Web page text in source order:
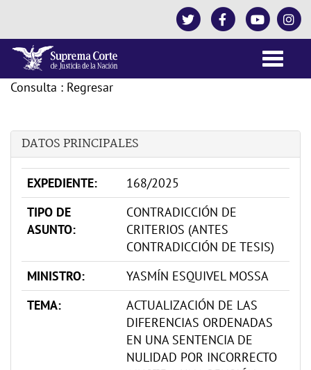
Toggle
Consulta : Regresar
DATOS PRINCIPALES
EXPEDIENTE:
168/2025
TIPO DE
ASUNTO:
CONTRADICCIÓN DE
CRITERIOS (ANTES
CONTRADICCIÓN DE TESIS)
MINISTRO:
YASMÍN ESQUIVEL MOSSA
TEMA:
ACTUALIZACIÓN DE LAS
DIFERENCIAS ORDENADAS
EN UNA SENTENCIA DE
NULIDAD POR INCORRECTO